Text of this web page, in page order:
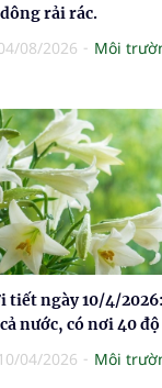
rải rác.
08/2026
Môi
tiết ngày 10/4/
nước, có nơi 40 độ
10/04/2026
Môi